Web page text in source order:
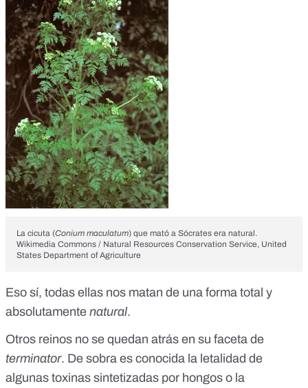
La cicuta (Conium maculatum) que mató a Sócrates era natural.
Wikimedia Commons / Natural Resources Conservation Service, United
States Department of Agriculture
Eso sí, todas ellas nos matan de una forma total y
absolutamente natural.
Otros reinos no se quedan atrás en su faceta de
terminator. De sobra es conocida la letalidad de
algunas toxinas sintetizadas por hongos o la